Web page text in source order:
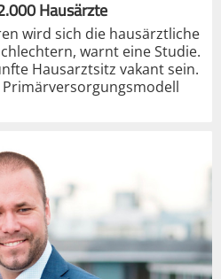
Hausärzte
wird sich die hausärztliche
warnt eine Studie.
Hausarztsitz vakant sein.